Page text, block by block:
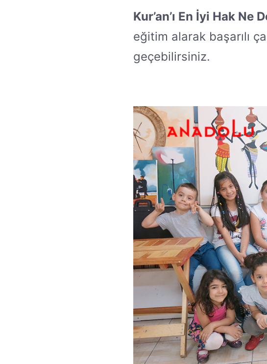
Kur’an’ı En İyi Hak Ne
eğitim alarak başarılı
geçebilirsiniz.